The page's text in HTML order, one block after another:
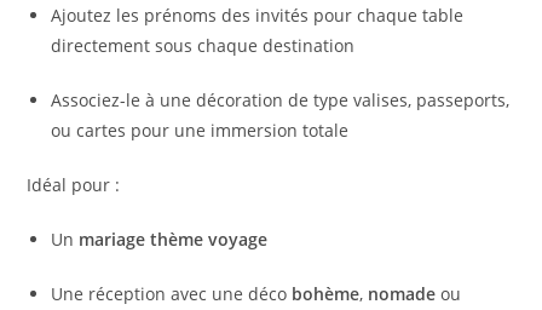
Ajoutez les prénoms des invités pour chaque table
directement sous chaque destination
Associez-le à une décoration de type valises, passeports,
ou cartes pour une immersion totale
Idéal pour :
Un mariage thème voyage
Une réception avec une déco bohème, nomade ou